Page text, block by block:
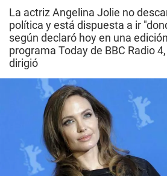
La actriz Angelina Jolie no
política y está dispuesta a ir
según declaró hoy en una
programa Today de BBC Radio
dirigió